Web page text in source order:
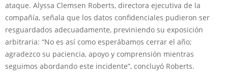
ataque. Alyssa Clemsen Roberts, directora ejecutiva de la
compañía, señala que los datos confidenciales pudieron ser
resguardados adecuadamente, previniendo su exposición
arbitraria: “No es así como esperábamos cerrar el año;
agradezco su paciencia, apoyo y comprensión mientras
seguimos abordando este incidente”, concluyó Roberts.